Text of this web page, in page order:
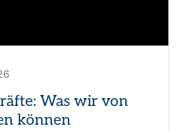
Was wir von
können